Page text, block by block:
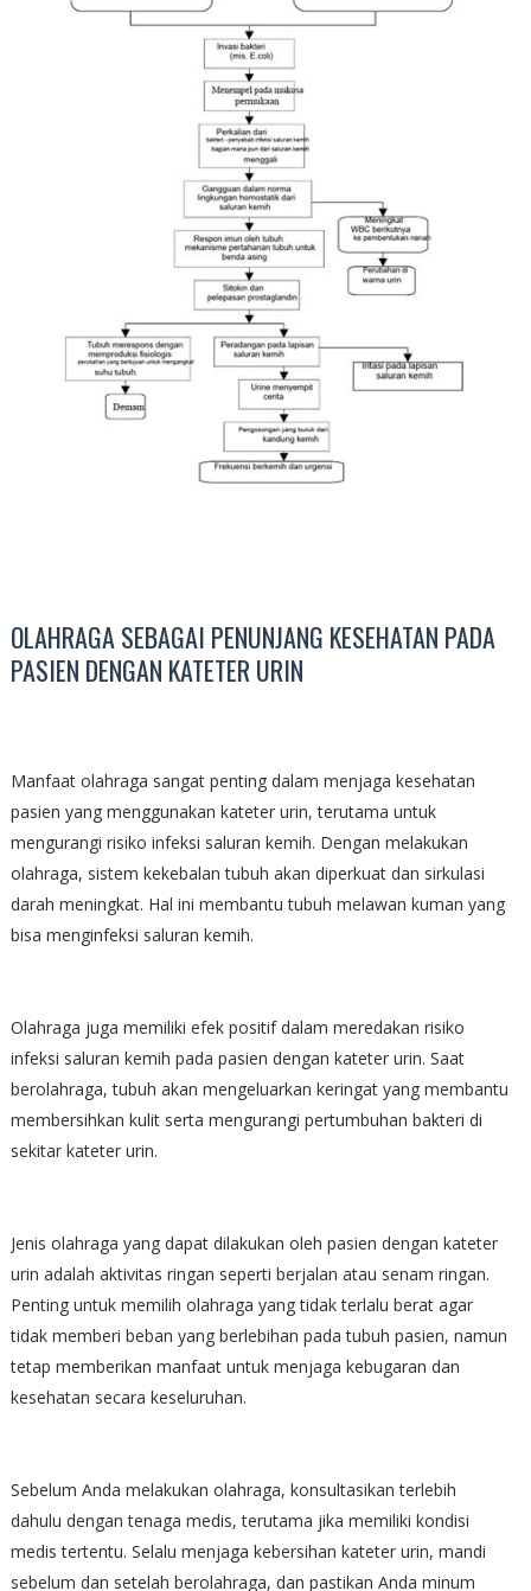
OLAHRAGA SEBAGAI PENUNJANG KESEHATAN PADA
PASIEN DENGAN KATETER URIN
Manfaat olahraga sangat penting dalam menjaga kesehatan
pasien yang menggunakan kateter urin, terutama untuk
mengurangi risiko infeksi saluran kemih. Dengan melakukan
olahraga, sistem kekebalan tubuh akan diperkuat dan sirkulasi
darah meningkat. Hal ini membantu tubuh melawan kuman yang
bisa menginfeksi saluran kemih.
Olahraga juga memiliki efek positif dalam meredakan risiko
infeksi saluran kemih pada pasien dengan kateter urin. Saat
berolahraga, tubuh akan mengeluarkan keringat yang membantu
membersihkan kulit serta mengurangi pertumbuhan bakteri di
sekitar kateter urin.
Jenis olahraga yang dapat dilakukan oleh pasien dengan kateter
urin adalah aktivitas ringan seperti berjalan atau senam ringan.
Penting untuk memilih olahraga yang tidak terlalu berat agar
tidak memberi beban yang berlebihan pada tubuh pasien, namun
tetap memberikan manfaat untuk menjaga kebugaran dan
kesehatan secara keseluruhan.
Sebelum Anda melakukan olahraga, konsultasikan terlebih
dahulu dengan tenaga medis, terutama jika memiliki kondisi
medis tertentu. Selalu menjaga kebersihan kateter urin, mandi
sebelum dan setelah berolahraga, dan pastikan Anda minum